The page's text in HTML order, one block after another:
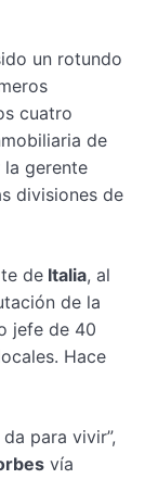
un rotundo
cuatro
de
la gerente
divisiones de
de Italia, al
de la
jefe de 40
Hace
para vivir”,
vía